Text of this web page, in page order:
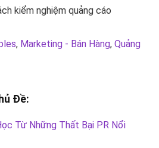
kiểm nghiệm quảng cáo
, Marketing - Bán Hàng, Quảng
Đề:
Từ Những Thất Bại PR Nổi